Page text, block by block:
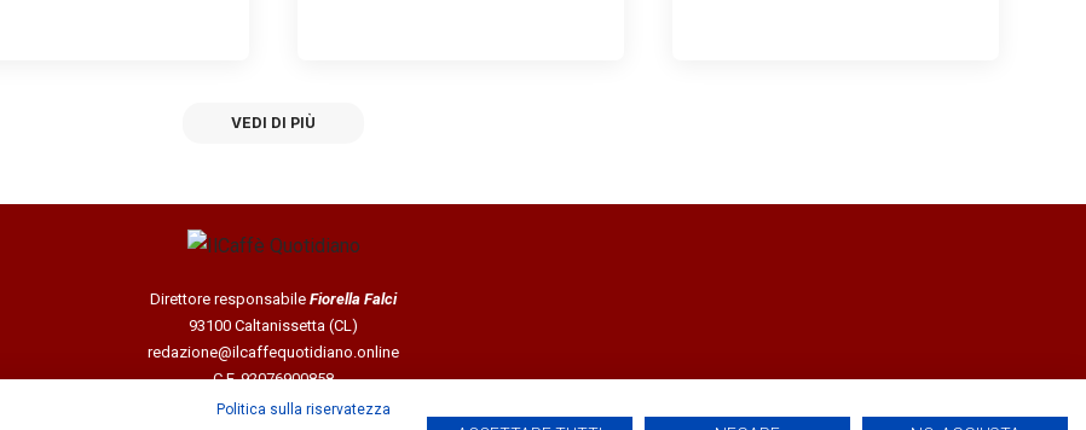
VEDI DI PIÙ
Direttore responsabile Fiorella Falci
93100 Caltanissetta (CL)
redazione@ilcaffequotidiano.online
C.F. 92076900858
Chi siamo
Politica sulla riservatezza